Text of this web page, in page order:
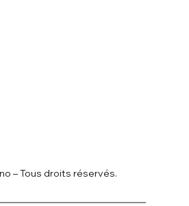
– Tous droits réservés.